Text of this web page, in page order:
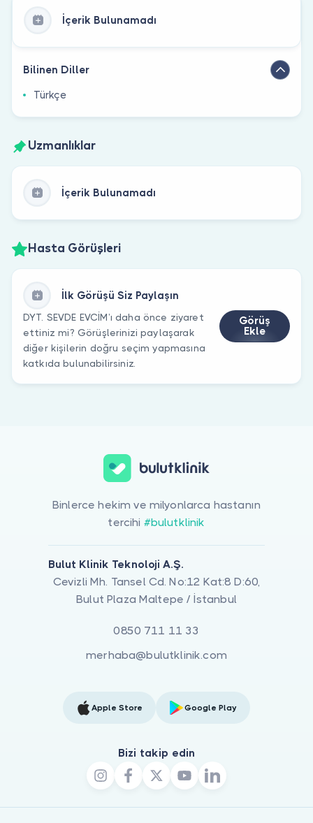
İçerik Bulunamadı
Bilinen Diller
Türkçe
Uzmanlıklar
İçerik Bulunamadı
Hasta Görüşleri
İlk Görüşü Siz Paylaşın
DYT. SEVDE EVCİM’ı daha önce ziyaret
ettiniz mi? Görüşlerinizi paylaşarak
diğer kişilerin doğru seçim yapmasına
katkıda bulunabilirsiniz.
Görüş
Ekle
Binlerce hekim ve milyonlarca hastanın
tercihi #bulutklinik
Bulut Klinik Teknoloji A.Ş.
Cevizli Mh. Tansel Cd. No:12 Kat:8 D:60,
Bulut Plaza Maltepe / İstanbul
0850 711 11 33
merhaba@bulutklinik.com
Apple Store Google Play
Bizi takip edin